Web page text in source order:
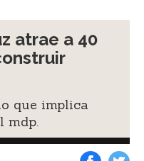
atrae a 40
que implica
mdp.